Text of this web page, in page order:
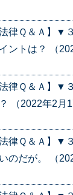
法律Ｑ＆Ａ】
ントは？ （
法律Ｑ＆Ａ】
（2022年2月
法律Ｑ＆Ａ】
のだが。 （